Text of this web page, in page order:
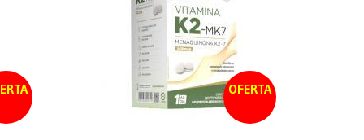
OFERTA